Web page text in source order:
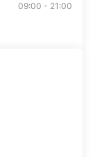
09:00 - 21:00